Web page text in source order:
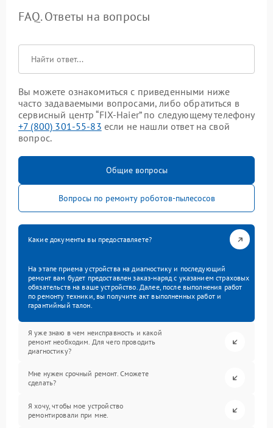
FAQ. Ответы на вопросы
Вы можете ознакомиться с приведенными ниже
часто задаваемыми вопросами, либо обратиться в
сервисный центр “FIX-Haier” по следующему телефону
+7 (800) 301-55-83 если не нашли ответ на свой
вопрос.
Общие вопросы
Вопросы по ремонту роботов-пылесосов
Какие документы вы предоставляете?
На этапе приема устройства на диагностику и последующий
ремонт вам будет предоставлен заказ-наряд с указанием страховых
обязательств на ваше устройство. Далее, после выполнения работ
по ремонту техники, вы получите акт выполненных работ и
гарантийный талон.
Я уже знаю в чем неисправность и какой
ремонт необходим. Для чего проводить
диагностику?
Мне нужен срочный ремонт. Сможете
сделать?
Я хочу, чтобы мое устройство
ремонтировали при мне.